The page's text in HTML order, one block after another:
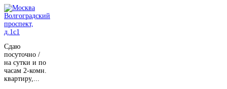
Сдаю
посуточно /
на сутки и по
часам 2-комн.
квартиру,...